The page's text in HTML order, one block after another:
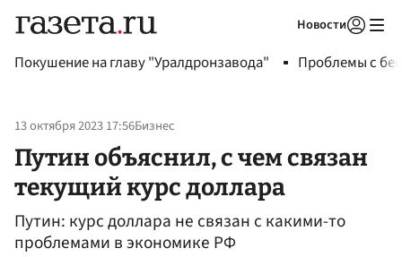
Новости
Покушение на главу "Уралдронзавода" Проблемы с
13 октября 2023 17:56Бизнес
Путин объяснил, с чем связан
текущий курс доллара
Путин: курс доллара не связан с какими-то
проблемами в экономике РФ